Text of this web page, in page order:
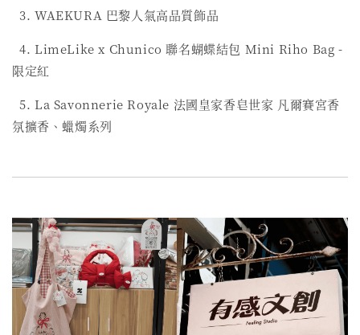
3. WAEKURA 巴黎人氣高品質飾品
4. LimeLike x Chunico 聯名蝴蝶結包 Mini Riho Bag -
限定紅
5. La Savonnerie Royale 法國皇家香皂世家 凡爾賽宮香
氛擴香、蠟燭系列